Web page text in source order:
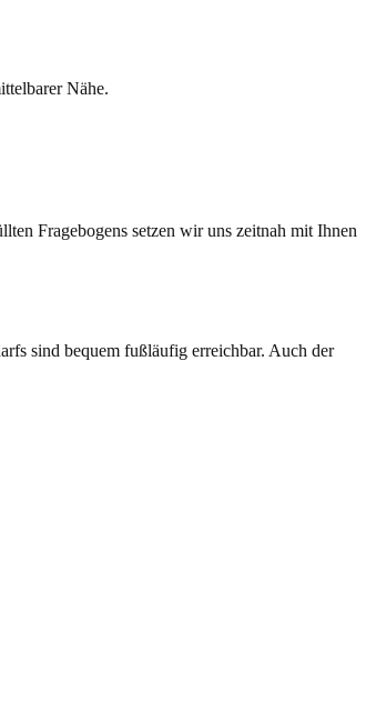
Nähe.
Fragebogens setzen wir uns zeitnah mit Ihnen
sind bequem fußläufig erreichbar. Auch der